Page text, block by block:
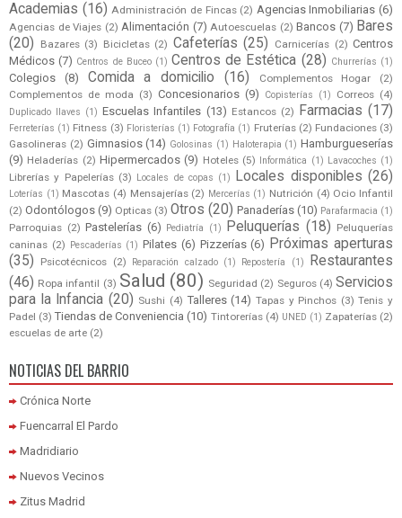
Academias (16) Administración de Fincas (2) Agencias Inmobiliarias (6)
Agencias de Viajes (2) Alimentación (7) Autoescuelas (2) Bancos (7) Bares
(20)
Bazares (3) Bicicletas (2) Cafeterías (25) Carnicerías (2) Centros
Médicos (7) Centros de Buceo (1) Centros de Estética (28) Churrerías (1)
Colegios (8) Comida a domicilio (16) Complementos Hogar
(2)
Complementos de moda (3) Concesionarios (9) Copisterías (1) Correos (4)
Duplicado llaves (1) Escuelas Infantiles (13) Estancos (2) Farmacias (17)
Ferreterías (1) Fitness (3) Floristerías (1) Fotografía (1) Fruterías (2) Fundaciones (3)
Gasolineras (2) Gimnasios (14) Golosinas (1) Haloterapia (1) Hamburgueserías
(9) Heladerías (2) Hipermercados (9) Hoteles (5) Informática (1) Lavacoches (1)
Librerías y Papelerías (3) Locales de copas (1) Locales disponibles (26)
Loterías (1) Mascotas (4) Mensajerías (2) Mercerías (1) Nutrición (4) Ocio Infantil
(2) Odontólogos (9) Opticas (3) Otros (20) Panaderías (10) Parafarmacia (1)
Parroquias (2) Pastelerías (6) Pediatría (1) Peluquerías (18) Peluquerías
caninas (2) Pescaderías (1) Pilates (6) Pizzerías (6) Próximas aperturas
(35)
Psicotécnicos (2) Reparación calzado (1) Repostería (1)
Restaurantes
(46) Ropa infantil (3) Salud (80) Seguridad (2) Seguros (4) Servicios
para la Infancia (20) Sushi (4) Talleres (14) Tapas y Pinchos (3) Tenis y
Padel (3) Tiendas de Conveniencia (10) Tintorerías (4) UNED (1) Zapaterías (2)
escuelas de arte (2)
NOTICIAS DEL BARRIO
Crónica Norte
Fuencarral El Pardo
Madridiario
Nuevos Vecinos
Zitus Madrid